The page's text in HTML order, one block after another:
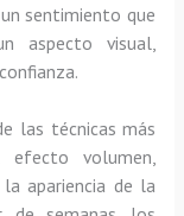
sentimiento que
aspecto visual,
las técnicas más
efecto volumen,
apariencia de la